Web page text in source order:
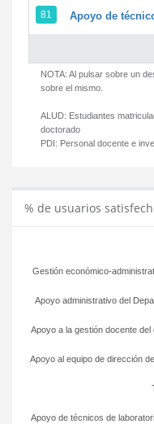
81 Apoyo de
NOTA: Al pulsar sobre un
sobre el mismo.
ALUD: Estudiantes
doctorado
PDI: Personal docente e
% de usuarios
Apoyo de técnicos de
Apoyo al equipo de dirección
Apoyo a la gestión docente del
Apoyo administrativo del
Gestión económico-